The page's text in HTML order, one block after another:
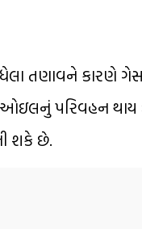
તણાવને કારણે ગેસ
ઓઇલનું પરિવહન
શકે છે.